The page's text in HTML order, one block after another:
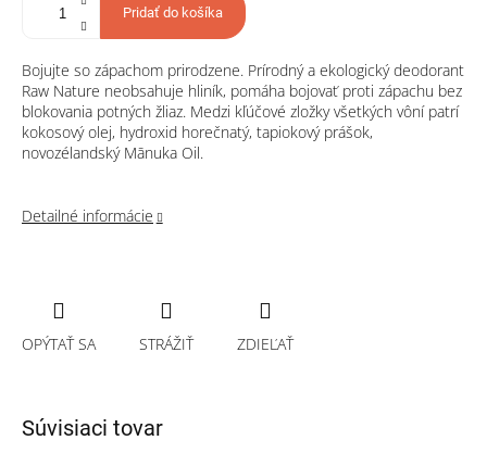
Pridať do košíka
Bojujte so zápachom prirodzene. Prírodný a ekologický deodorant
Raw Nature neobsahuje hliník, pomáha bojovať proti zápachu bez
blokovania potných žliaz. Medzi kľúčové zložky všetkých vôní patrí
kokosový olej, hydroxid horečnatý, tapiokový prášok,
novozélandský Mānuka Oil.
Detailné informácie
OPÝTAŤ SA STRÁŽIŤ ZDIEĽAŤ
Súvisiaci tovar